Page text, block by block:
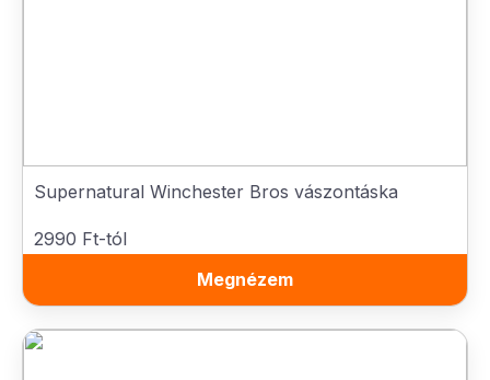
Supernatural Winchester Bros vászontáska
2990 Ft-tól
Megnézem